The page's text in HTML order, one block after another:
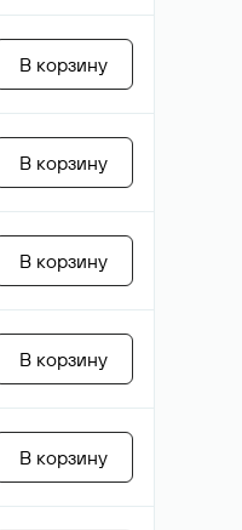
В корзину
В корзину
В корзину
В корзину
В корзину